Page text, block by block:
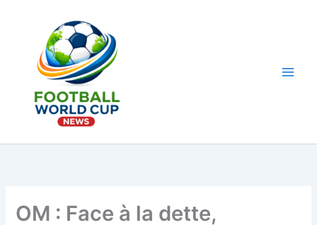
OM : Face à la dette,